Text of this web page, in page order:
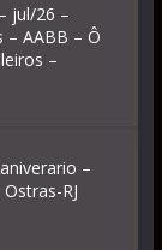
jul/26 –
– AABB – Ô
–
–
RJ